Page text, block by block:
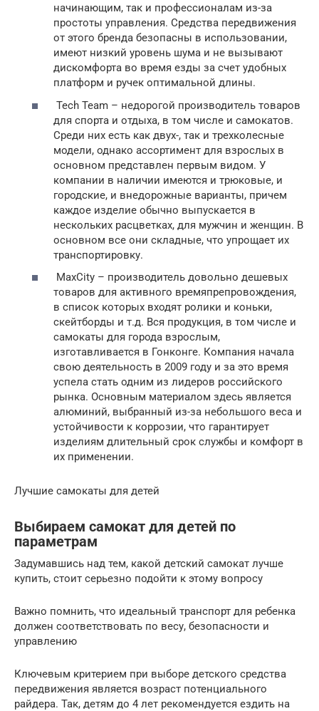
начинающим, так и профессионалам из-за
простоты управления. Средства передвижения
от этого бренда безопасны в использовании,
имеют низкий уровень шума и не вызывают
дискомфорта во время езды за счет удобных
платформ и ручек оптимальной длины.
Tech Team – недорогой производитель товаров
для спорта и отдыха, в том числе и самокатов.
Среди них есть как двух-, так и трехколесные
модели, однако ассортимент для взрослых в
основном представлен первым видом. У
компании в наличии имеются и трюковые, и
городские, и внедорожные варианты, причем
каждое изделие обычно выпускается в
нескольких расцветках, для мужчин и женщин. В
основном все они складные, что упрощает их
транспортировку.
MaxCity – производитель довольно дешевых
товаров для активного времяпрепровождения,
в список которых входят ролики и коньки,
скейтборды и т.д. Вся продукция, в том числе и
самокаты для города взрослым,
изготавливается в Гонконге. Компания начала
свою деятельность в 2009 году и за это время
успела стать одним из лидеров российского
рынка. Основным материалом здесь является
алюминий, выбранный из-за небольшого веса и
устойчивости к коррозии, что гарантирует
изделиям длительный срок службы и комфорт в
их применении.
Лучшие самокаты для детей
Выбираем самокат для детей по
параметрам
Задумавшись над тем, какой детский самокат лучше
купить, стоит серьезно подойти к этому вопросу
Важно помнить, что идеальный транспорт для ребенка
должен соответствовать по весу, безопасности и
управлению
Ключевым критерием при выборе детского средства
передвижения является возраст потенциального
райдера. Так, детям до 4 лет рекомендуется ездить на